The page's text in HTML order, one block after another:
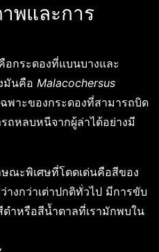
พและการ
อกระดองที่แบนบางและ
มันคือ Malacochersus
พาะของกระดองที่สามารถบิด
ถหลบหนีจากผู้ล่าได้อย่างมี
ณะพิเศษที่โดดเด่นคือสีของ
งกว่าเต่าปกติทั่วไป มีการขับ
ำหรือสีน้ำตาลที่เรามักพบใน